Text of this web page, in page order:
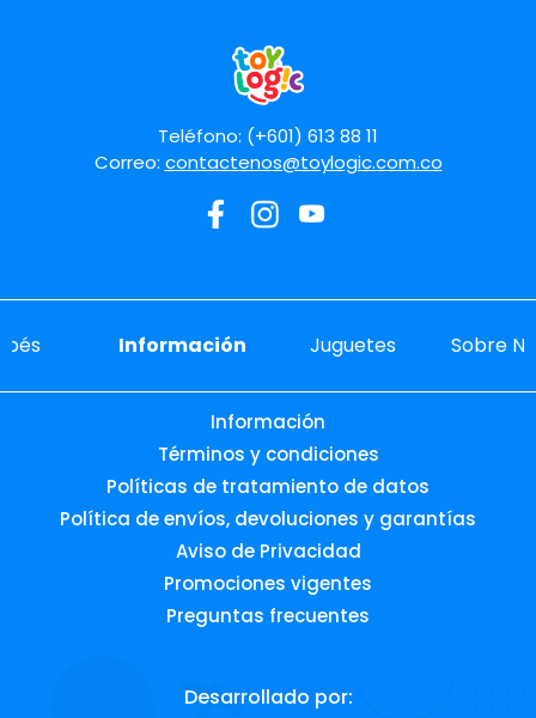
Teléfono: (+601) 613 88 11
Correo: contactenos@toylogic.com.co
Información Juguetes Sobre
Información
Términos y condiciones
Políticas de tratamiento de datos
Política de envíos, devoluciones y garantías
Aviso de Privacidad
Promociones vigentes
Preguntas frecuentes
Desarrollado por: